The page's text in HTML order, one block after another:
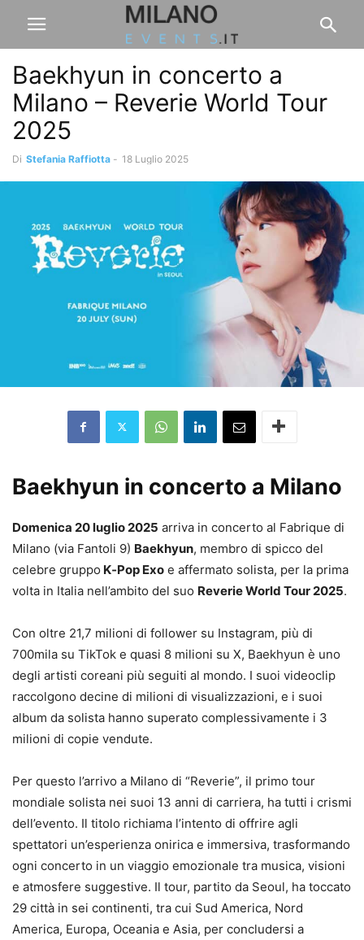
Baekhyun in concerto a
Milano – Reverie World Tour
2025
Di Stefania Raffiotta - 18 Luglio 2025
Baekhyun in concerto a Milano
Domenica 20 luglio 2025 arriva in concerto al Fabrique di
Milano (via Fantoli 9) Baekhyun, membro di spicco del
celebre gruppo K‐Pop Exo e affermato solista, per la prima
volta in Italia nell’ambito del suo Reverie World Tour 2025.
Con oltre 21,7 milioni di follower su Instagram, più di
700mila su TikTok e quasi 8 milioni su X, Baekhyun è uno
degli artisti coreani più seguiti al mondo. I suoi videoclip
raccolgono decine di milioni di visualizzazioni, e i suoi
album da solista hanno superato complessivamente i 3
milioni di copie vendute.
Per questo l’arrivo a Milano di “Reverie”, il primo tour
mondiale solista nei suoi 13 anni di carriera, ha tutti i crismi
dell’evento. Il titolo richiama l’intento di offrire agli
spettatori un’esperienza onirica e immersiva, trasformando
ogni concerto in un viaggio emozionale tra musica, visioni
e atmosfere suggestive. Il tour, partito da Seoul, ha toccato
29 città in sei continenti, tra cui Sud America, Nord
America, Europa, Oceania e Asia, per concludersi a